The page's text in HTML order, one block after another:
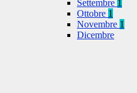
Settembre 1
Ottobre 1
Novembre 1
Dicembre